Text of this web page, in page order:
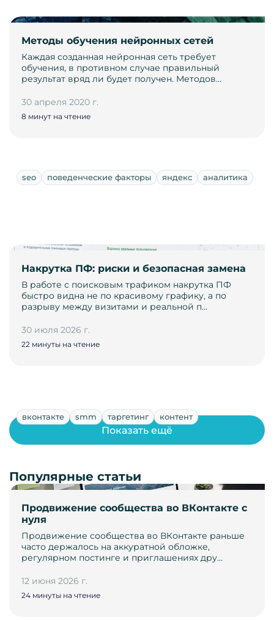
Методы обучения нейронных сетей
Каждая созданная нейронная сеть требует
обучения, в противном случае правильный
результат вряд ли будет получен. Методов…
30 апреля 2020 г.
8 минут на чтение
seo поведенческие факторы яндекс аналитика
Накрутка ПФ: риски и безопасная замена
В работе с поисковым трафиком накрутка ПФ
быстро видна не по красивому графику, а по
разрыву между визитами и реальной п…
30 июля 2026 г.
22 минуты на чтение
вконтакте smm таргетинг контент
Продвижение сообщества во ВКонтакте с
нуля
Продвижение сообщества во ВКонтакте раньше
часто держалось на аккуратной обложке,
регулярном постинге и приглашениях дру…
12 июня 2026 г.
24 минуты на чтение
Показать ещё
Популярные статьи